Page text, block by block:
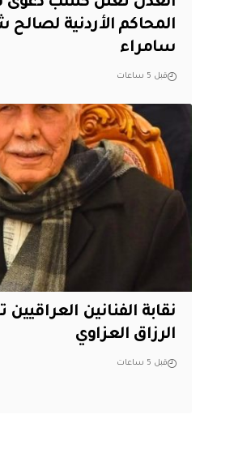
المحاكم الأردنية لصالح
سامراء
قبل 5 ساعات
نقابة الفنانين
الرزاق العزاوي
قبل 5 ساعات